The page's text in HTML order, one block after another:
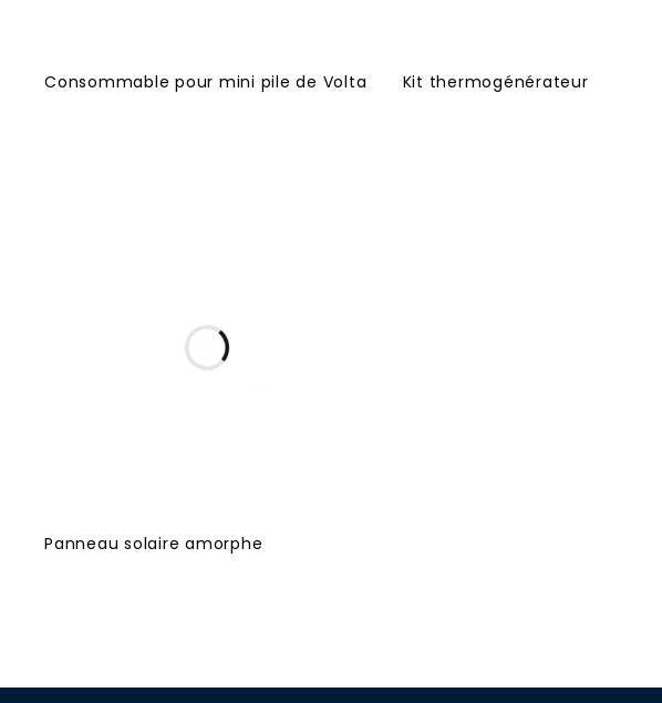
Consommable pour mini pile de Volta Kit thermogénérateur
Panneau solaire amorphe